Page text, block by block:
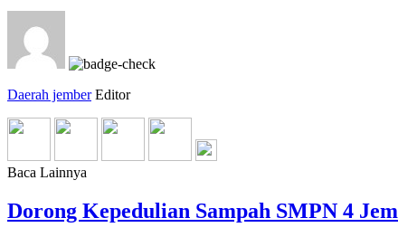
Daerah jember Editor
Baca Lainnya
Dorong Kepedulian Sampah SMPN 4